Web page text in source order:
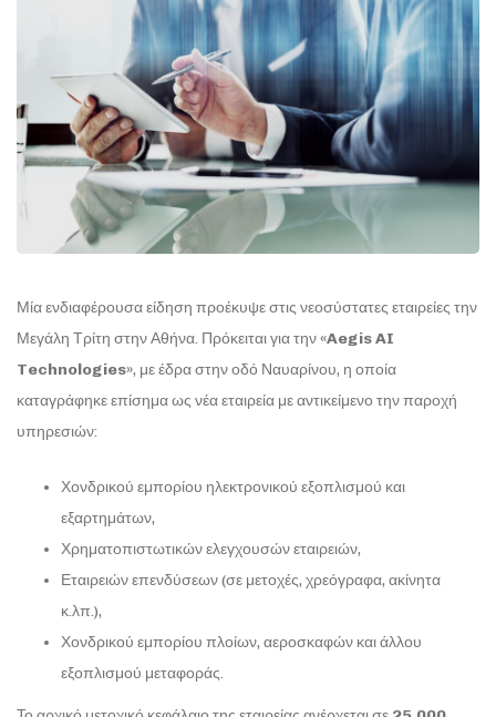
Μία ενδιαφέρουσα είδηση προέκυψε στις νεοσύστατες εταιρείες την
Μεγάλη Τρίτη στην Αθήνα. Πρόκειται για την«Aegis AI
Technologies», με έδρα στην οδό Ναυαρίνου, η οποία
καταγράφηκε επίσημα ως νέα εταιρεία με αντικείμενο την παροχή
υπηρεσιών:
Χονδρικού εμπορίου ηλεκτρονικού εξοπλισμού και
εξαρτημάτων,
Χρηματοπιστωτικών ελεγχουσών εταιρειών,
Εταιρειών επενδύσεων (σε μετοχές, χρεόγραφα, ακίνητα
κ.λπ.),
Χονδρικού εμπορίου πλοίων, αεροσκαφών και άλλου
εξοπλισμού μεταφοράς.